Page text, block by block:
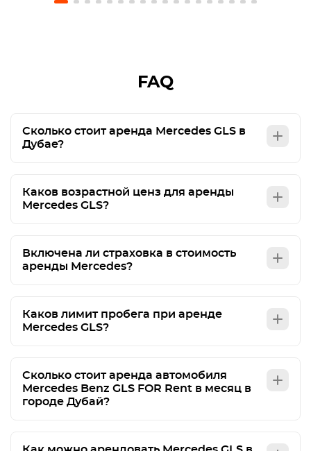
el cargo. El coche estaba en perfecto estado.
FAQ
Сколько стоит аренда Mercedes GLS в
Дубае?
Каков возрастной ценз для аренды
Mercedes GLS?
Включена ли страховка в стоимость
аренды Mercedes?
Каков лимит пробега при аренде
Mercedes GLS?
Сколько стоит аренда автомобиля
Mercedes Benz GLS FOR Rent в месяц в
городе Дубай?